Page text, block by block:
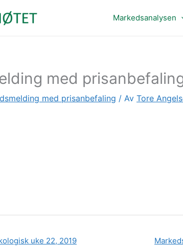
Markedsanalysen
med
med prisanbefaling / Av Tore
uke 22, 2019